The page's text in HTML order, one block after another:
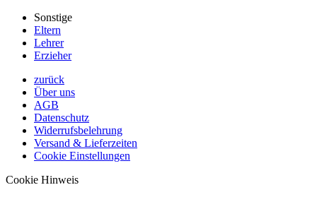
Sonstige
Eltern
Lehrer
Erzieher
zurück
Über uns
AGB
Datenschutz
Widerrufsbelehrung
Versand & Lieferzeiten
Cookie Einstellungen
Cookie Hinweis